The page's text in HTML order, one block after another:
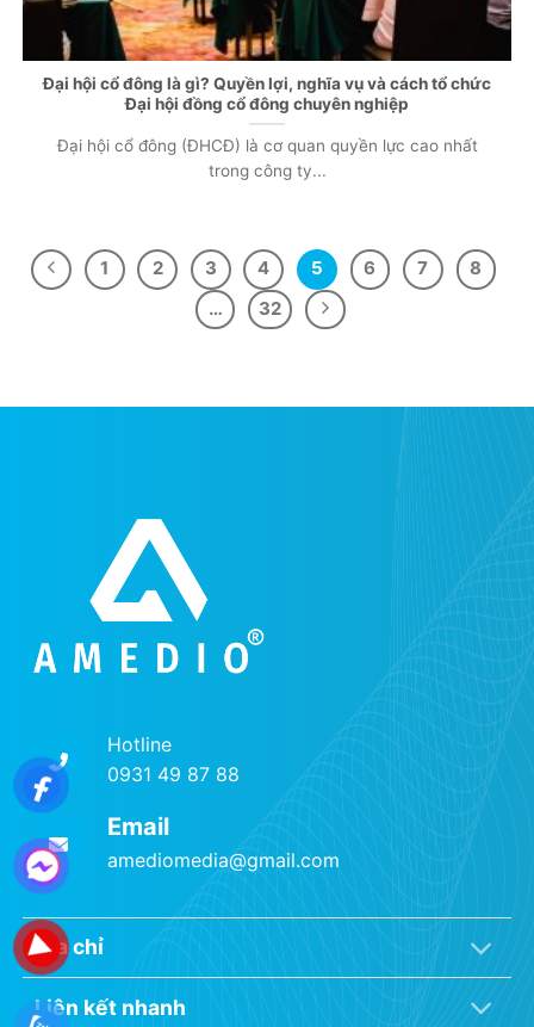
Đại hội cổ đông là gì? Quyền lợi, nghĩa vụ và cách tổ chức
Đại hội đồng cổ đông chuyên nghiệp
Đại hội cổ đông (ĐHCĐ) là cơ quan quyền lực cao nhất
trong công ty...
1 2 3 4 5 6 7
8
…
32
Hotline
0931 49 87 88
Email
amediomedia@gmail.com
Địa chỉ
Liên kết nhanh